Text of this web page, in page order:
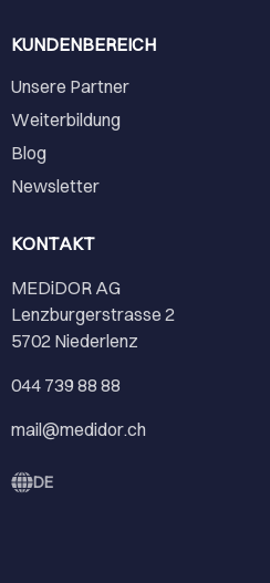
KUNDENBEREICH
Unsere Partner
Weiterbildung
Blog
Newsletter
KONTAKT
MEDiDOR AG
Lenzburgerstrasse 2
5702 Niederlenz
044 739 88 88
mail@medidor.ch
DE